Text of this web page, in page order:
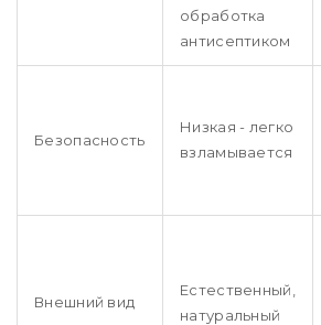
обработка
антисептиком
Безопасность
Низкая - легко
взламывается
Внешний вид
Естественный,
натуральный